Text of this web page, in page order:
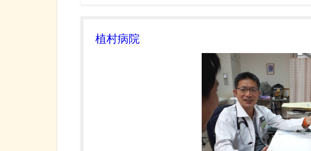
植村病院